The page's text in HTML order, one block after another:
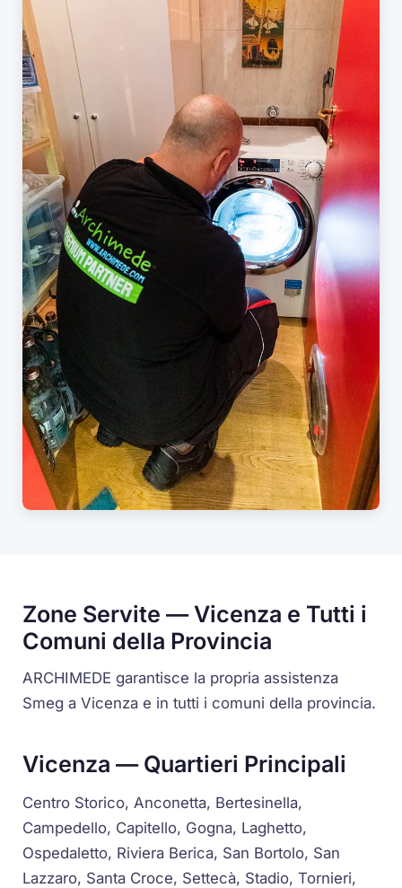
Zone Servite — Vicenza e Tutti i
Comuni della Provincia
ARCHIMEDE garantisce la propria assistenza
Smeg a Vicenza e in tutti i comuni della provincia.
Vicenza — Quartieri Principali
Centro Storico, Anconetta, Bertesinella,
Campedello, Capitello, Gogna, Laghetto,
Ospedaletto, Riviera Berica, San Bortolo, San
Lazzaro, Santa Croce, Settecà, Stadio, Tornieri,